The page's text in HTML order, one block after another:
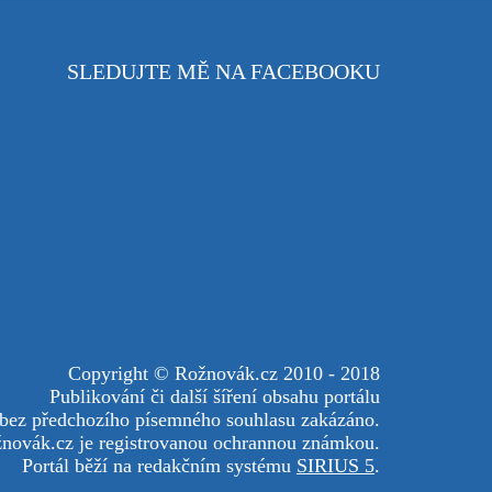
SLEDUJTE MĚ NA FACEBOOKU
Copyright © Rožnovák.cz 2010 - 2018
Publikování či další šíření obsahu portálu
předchozího písemného souhlasu zakázáno.
je registrovanou ochrannou známkou.
Portál běží na redakčním systému SIRIUS 5.